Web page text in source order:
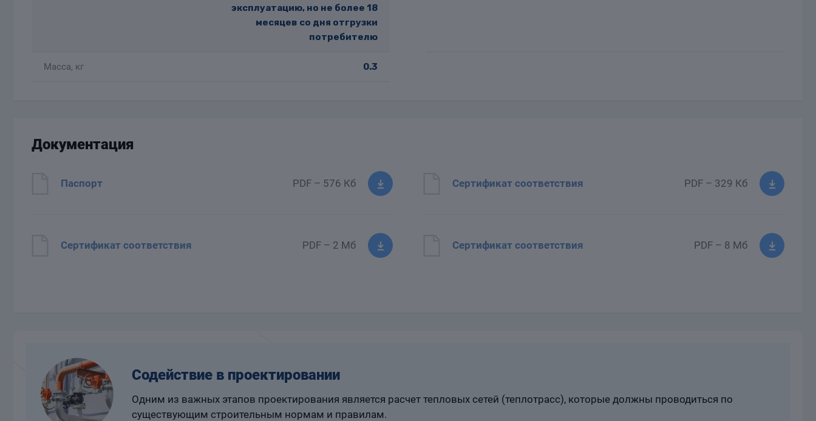
эксплуатацию, но не более 18
месяцев со дня отгрузки
потребителю
Масса, кг 0.3
Документация
Паспорт PDF – 576 Кб Сертификат соответствия PDF – 329 Кб
Сертификат соответствия PDF – 2 Мб Сертификат соответствия PDF – 8 Мб
Содействие в проектировании
Одним из важных этапов проектирования является расчет тепловых сетей (теплотрасс), которые должны проводиться по
существующим строительным нормам и правилам.